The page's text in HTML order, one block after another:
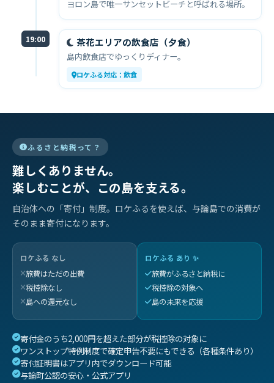
ヨロン島で唯一サンセットビーチと呼ばれる場所。
19:00 茶花エリアの飲食店（夕食）
島内飲食店でゆっくりディナー。
ロケふる対応：飲食
ふるさと納税って？
難しくありません。
楽しむことが、この島を支える。
自治体への「寄付」制度。ロケふるを使えば、与論島での消費が
そのまま寄付になります。
ロケふる なし
旅費はただの出費
税控除なし
島への還元なし
ロケふる あり ✨
旅費がふるさと納税に
税控除の対象へ
島の未来を応援
寄付金のうち2,000円を超えた部分が税控除の対象に
ワンストップ特例制度で確定申告不要にもできる（各種条件あり）
寄付証明書はアプリ内でダウンロード可能
与論町公認の安心・公式アプリ